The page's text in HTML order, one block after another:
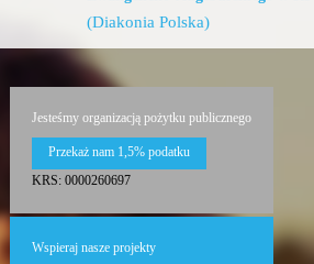
(Diakonia Polska)
Jesteśmy organizacją pożytku publicznego
Przekaż nam 1,5% podatku
KRS: 0000260697
Wspieraj nasze projekty